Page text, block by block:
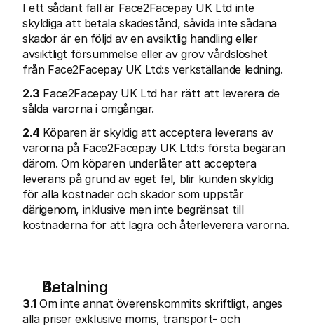
I ett sådant fall är Face2Facepay UK Ltd inte
skyldiga att betala skadestånd, såvida inte sådana
skador är en följd av en avsiktlig handling eller
avsiktligt försummelse eller av grov vårdslöshet
från Face2Facepay UK Ltd:s verkställande ledning.
2.3 Face2Facepay UK Ltd har rätt att leverera de
sålda varorna i omgångar.
2.4 Köparen är skyldig att acceptera leverans av
varorna på Face2Facepay UK Ltd:s första begäran
därom. Om köparen underlåter att acceptera
leverans på grund av eget fel, blir kunden skyldig
för alla kostnader och skador som uppstår
därigenom, inklusive men inte begränsat till
kostnaderna för att lagra och återleverera varorna.
Betalning
3.1 Om inte annat överenskommits skriftligt, anges
alla priser exklusive moms, transport- och